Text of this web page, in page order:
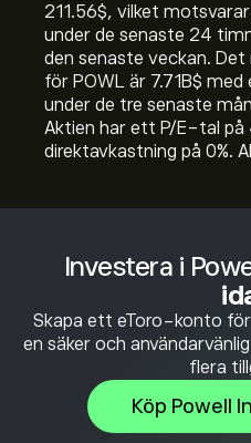
Investera i
Skapa ett eToro-konto
en säker och
flera
Köp Powell
211.56‎$‎, vilket
under de senaste 24
den senaste veckan.
för POWL är 7.71B‎$‎
under de tre senaste
Aktien har ett P/E-tal på
direktavkastning på 0%.